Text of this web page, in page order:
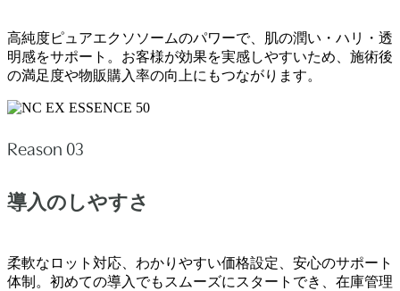
高純度ピュアエクソソームのパワーで、肌の潤い・ハリ・透
明感をサポート。お客様が効果を実感しやすいため、施術後
の満足度や物販購入率の向上にもつながります。
Reason 03
導入のしやすさ
柔軟なロット対応、わかりやすい価格設定、安心のサポート
体制。初めての導入でもスムーズにスタートでき、在庫管理